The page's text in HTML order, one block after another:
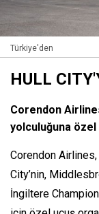
Türkiye'den
HULL
Corendon
yolculuğuna
Corendon
City’nin,
İngiltere